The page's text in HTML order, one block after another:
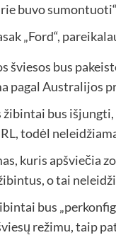
buvo
„Ford“,
šviesos bus
pagal Australijos
bus išjungti,
todėl
kuris apšviečia
o tai
bus
režimu, taip